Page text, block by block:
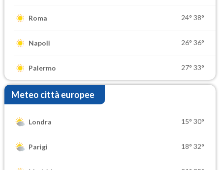
Roma 24° 38°
Napoli 26° 36°
Palermo 27° 33°
Meteo città europee
Londra 15° 30°
Parigi 18° 32°